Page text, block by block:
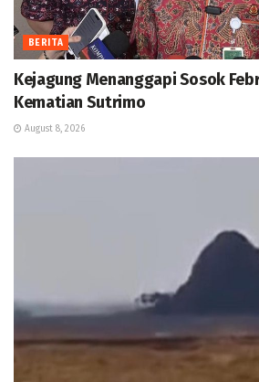
BERITA
Kejagung Menanggapi Sosok
Kematian Sutrimo
August 8, 2026